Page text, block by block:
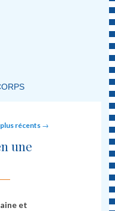
récents →
une
et